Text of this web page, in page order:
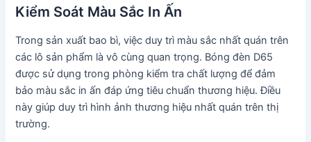
Kiểm Soát Màu Sắc In Ấn
Trong sản xuất bao bì, việc duy trì màu sắc nhất quán trên
các lô sản phẩm là vô cùng quan trọng. Bóng đèn D65
được sử dụng trong phòng kiểm tra chất lượng để đảm
bảo màu sắc in ấn đáp ứng tiêu chuẩn thương hiệu. Điều
này giúp duy trì hình ảnh thương hiệu nhất quán trên thị
trường.